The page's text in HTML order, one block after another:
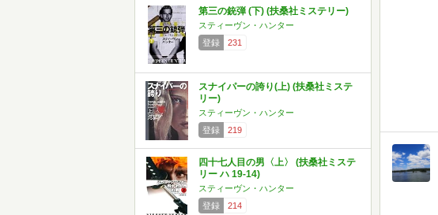
第三の銃弾 (下) (扶桑社ミステリー)
スティーヴン・ハンター
登録
231
スナイパーの誇り(上) (扶桑社ミステ
リー)
スティーヴン・ハンター
登録
219
四十七人目の男〈上〉 (扶桑社ミステ
リー ハ 19-14)
スティーヴン・ハンター
登録
214